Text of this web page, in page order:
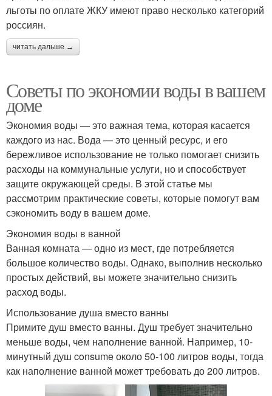
льготы по оплате ЖКУ имеют право несколько категорий
россиян.
читать дальше →
Советы по экономии воды в вашем
доме
Экономия воды — это важная тема, которая касается
каждого из нас. Вода — это ценный ресурс, и его
бережливое использование не только помогает снизить
расходы на коммунальные услуги, но и способствует
защите окружающей среды. В этой статье мы
рассмотрим практические советы, которые помогут вам
сэкономить воду в вашем доме.
Экономия воды в ванной
Ванная комната — одно из мест, где потребляется
большое количество воды. Однако, выполнив несколько
простых действий, вы можете значительно снизить
расход воды.
Использование душа вместо ванны
Примите душ вместо ванны. Душ требует значительно
меньше воды, чем наполнение ванной. Например, 10-
минутный душ consume около 50-100 литров воды, тогда
как наполнение ванной может требовать до 200 литров.